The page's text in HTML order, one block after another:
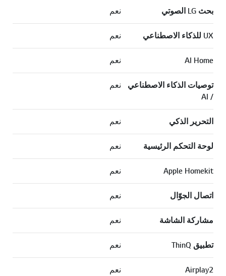
بحث LG الصوتي نعم
UX للذكاء الاصطناعي نعم
AI Home نعم
توصيات الذكاء الاصطناعي
/ AI
نعم
التحرير الذكي نعم
لوحة التحكم الرئيسية نعم
Apple Homekit نعم
اتصال الجوّال نعم
مشاركة الشاشة نعم
تطبيق ThinQ نعم
Airplay2 نعم